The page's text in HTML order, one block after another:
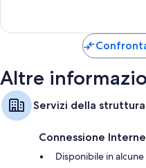
Altre
Servizi della struttura
Connessione
Disponibile in